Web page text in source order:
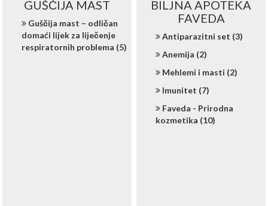
GUŠČIJA MAST
Guščija mast – odličan
domaći lijek za liječenje
respiratornih problema (5)
BILJNA APOTEKA
FAVEDA
Antiparazitni set (3)
Anemija (2)
Mehlemi i masti (2)
Imunitet (7)
Faveda - Prirodna
kozmetika (10)